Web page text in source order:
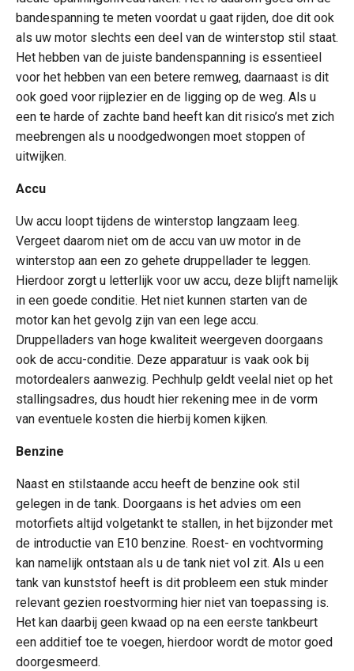
bandespanning te meten voordat u gaat rijden, doe dit ook
als uw motor slechts een deel van de winterstop stil staat.
Het hebben van de juiste bandenspanning is essentieel
voor het hebben van een betere remweg, daarnaast is dit
ook goed voor rijplezier en de ligging op de weg. Als u
een te harde of zachte band heeft kan dit risico’s met zich
meebrengen als u noodgedwongen moet stoppen of
uitwijken.
Accu
Uw accu loopt tijdens de winterstop langzaam leeg.
Vergeet daarom niet om de accu van uw motor in de
winterstop aan een zo gehete druppellader te leggen.
Hierdoor zorgt u letterlijk voor uw accu, deze blijft namelijk
in een goede conditie. Het niet kunnen starten van de
motor kan het gevolg zijn van een lege accu.
Druppelladers van hoge kwaliteit weergeven doorgaans
ook de accu-conditie. Deze apparatuur is vaak ook bij
motordealers aanwezig. Pechhulp geldt veelal niet op het
stallingsadres, dus houdt hier rekening mee in de vorm
van eventuele kosten die hierbij komen kijken.
Benzine
Naast en stilstaande accu heeft de benzine ook stil
gelegen in de tank. Doorgaans is het advies om een
motorfiets altijd volgetankt te stallen, in het bijzonder met
de introductie van E10 benzine. Roest- en vochtvorming
kan namelijk ontstaan als u de tank niet vol zit. Als u een
tank van kunststof heeft is dit probleem een stuk minder
relevant gezien roestvorming hier niet van toepassing is.
Het kan daarbij geen kwaad op na een eerste tankbeurt
een additief toe te voegen, hierdoor wordt de motor goed
doorgesmeerd.